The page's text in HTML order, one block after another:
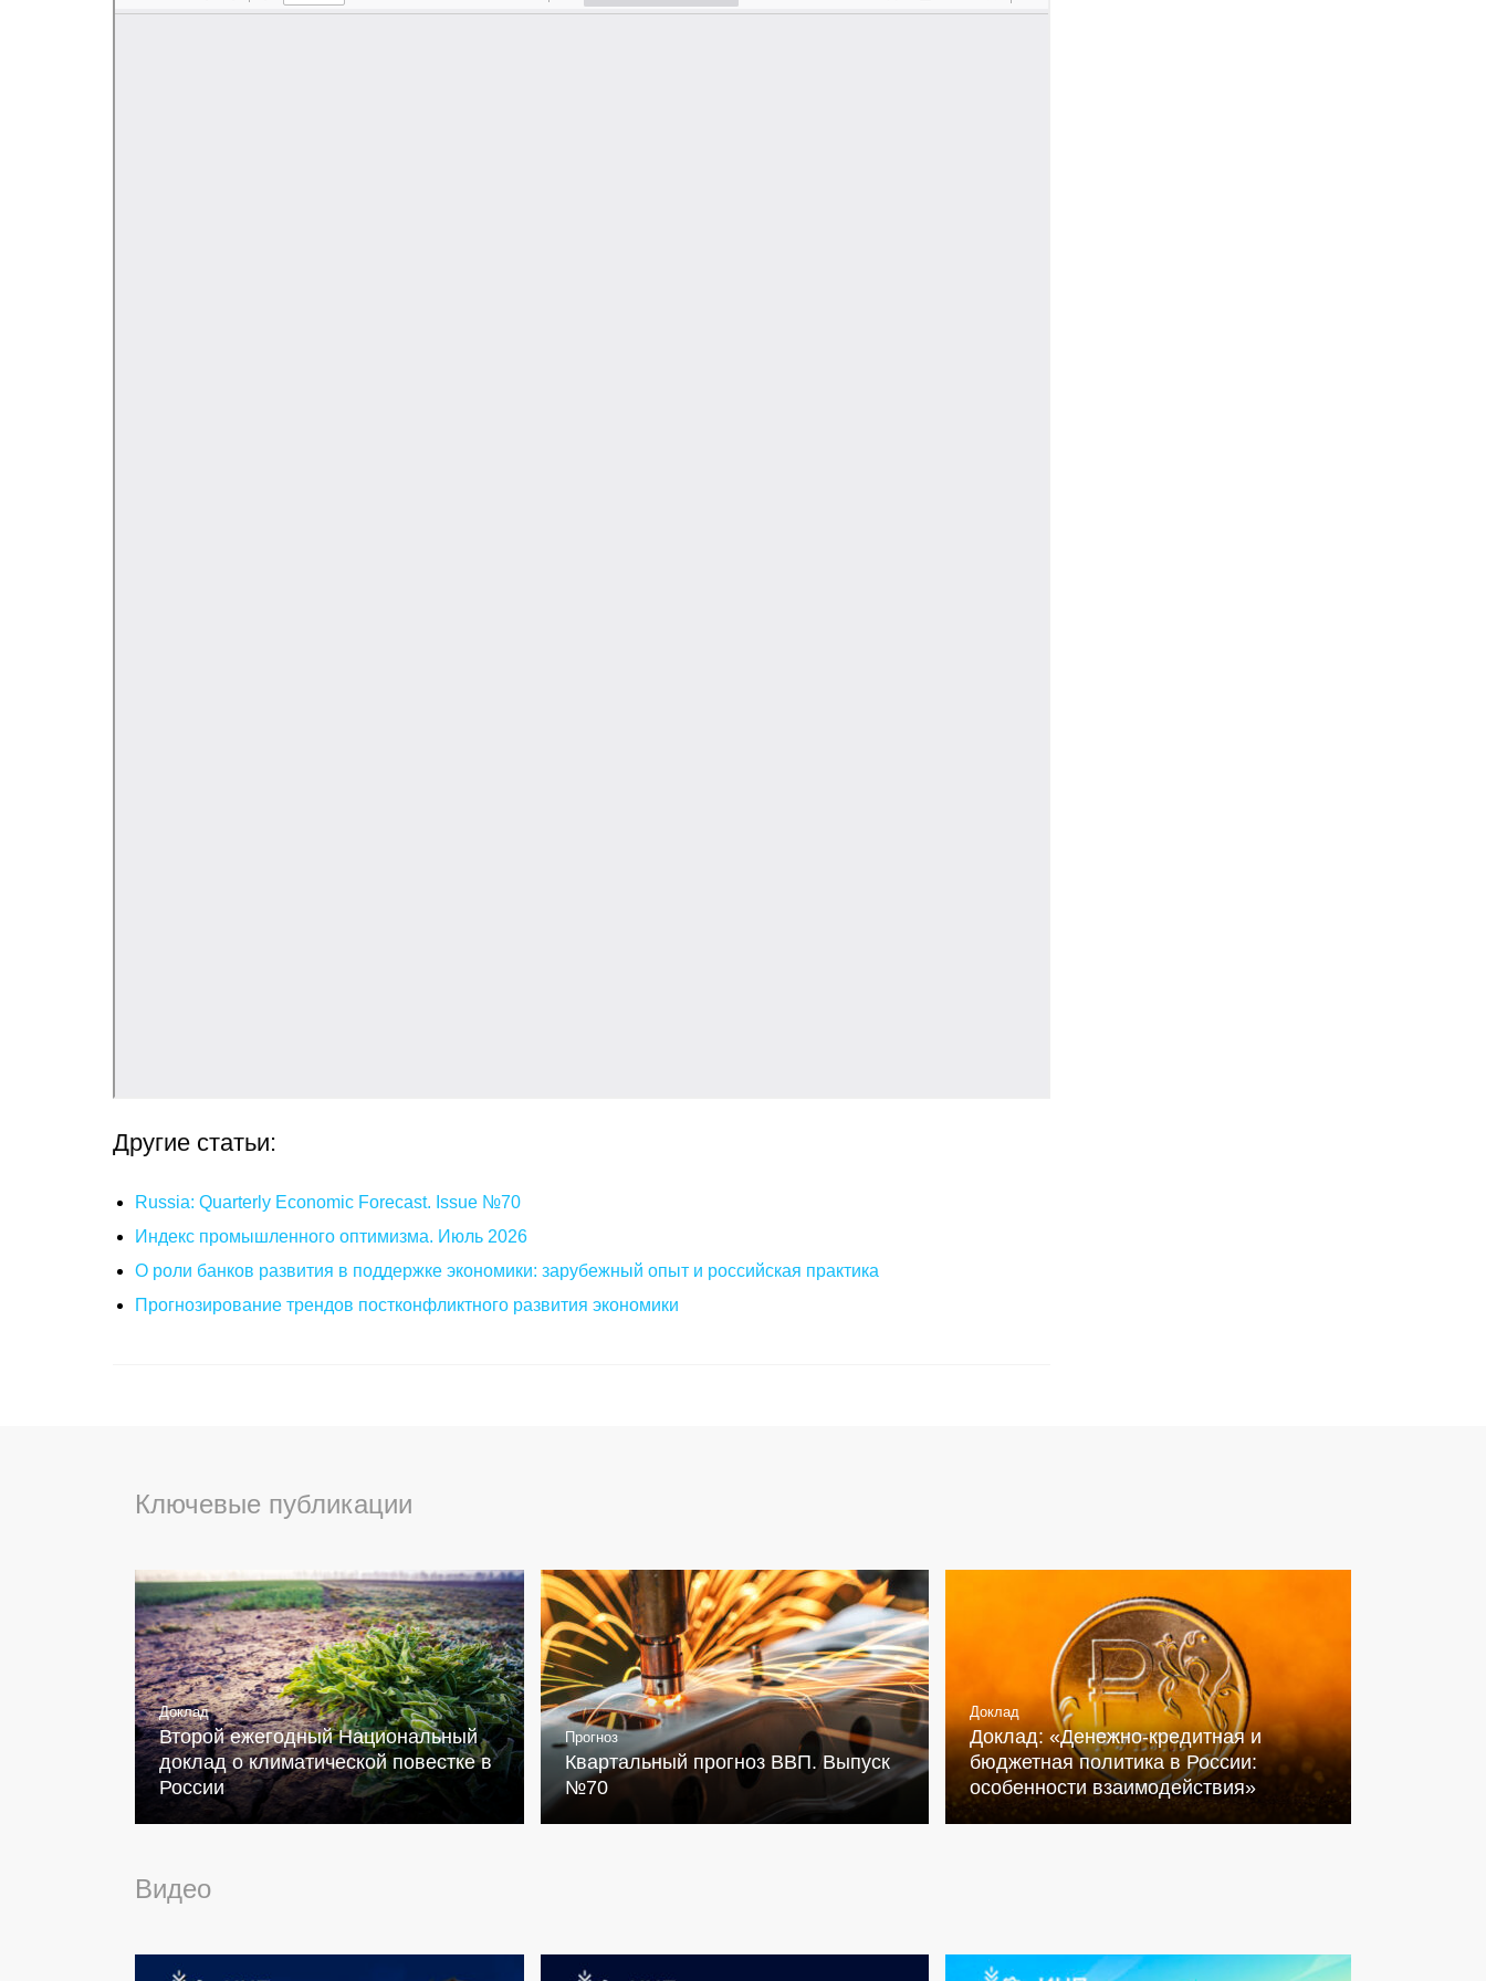
Другие статьи:
Russia: Quarterly Economic Forecast. Issue №70
Индекс промышленного оптимизма. Июль 2026
О роли банков развития в поддержке экономики: зарубежный опыт и российская практика
Прогнозирование трендов постконфликтного развития экономики
Ключевые публикации
Доклад
Второй ежегодный Национальный
доклад о климатической повестке в
России
Прогноз
Квартальный прогноз ВВП. Выпуск
№70
Доклад
Доклад: «Денежно-кредитная и
бюджетная политика в России:
особенности взаимодействия»
Видео